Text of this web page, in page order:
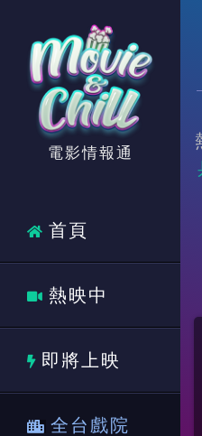
電影情報通
首頁
熱映中
即將上映
全台戲院